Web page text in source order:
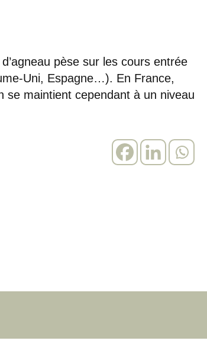
pèse sur les cours entrée
Uni, Espagne…). En France,
se maintient cependant à un niveau